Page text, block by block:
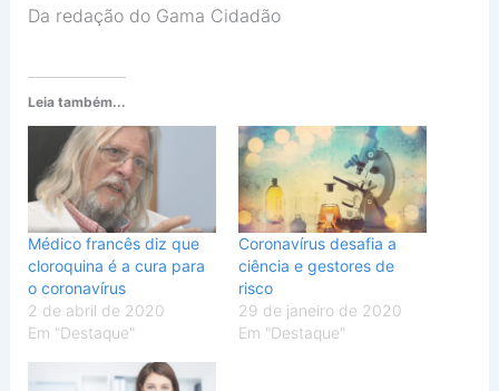
Da redação do Gama Cidadão
Leia também...
Médico francês diz que
cloroquina é a cura para
o coronavírus
2 de abril de 2020
Em "Destaque"
Coronavírus desafia a
ciência e gestores de
risco
29 de janeiro de 2020
Em "Destaque"